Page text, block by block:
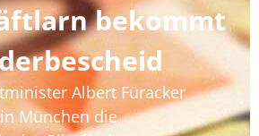
bekommt
Albert Füracker
München die